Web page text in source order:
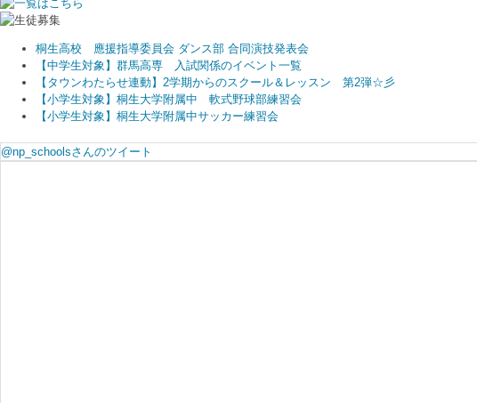
桐生高校 應援指導委員会 ダンス部 合同演技発表会
【中学生対象】群馬高専 入試関係のイベント一覧
【タウンわたらせ連動】2学期からのスクール＆レッスン 第2弾☆彡
【小学生対象】桐生大学附属中 軟式野球部練習会
【小学生対象】桐生大学附属中サッカー練習会
@np_schoolsさんのツイート